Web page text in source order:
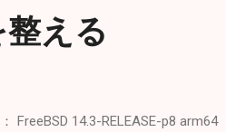
貴重な本」。 プログラミング言語
りできるが、Rustの世界は物理法則
った一人だけ。 最後に本を持って
、何人でも同時に貸していい。 貸
える
FreeBSD 14.3-RELEASE-p8 arm64